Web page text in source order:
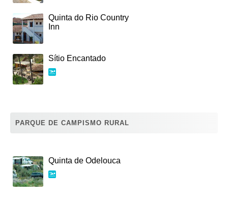
Quinta do Rio Country
Inn
Sítio Encantado
PARQUE DE CAMPISMO RURAL
Quinta de Odelouca